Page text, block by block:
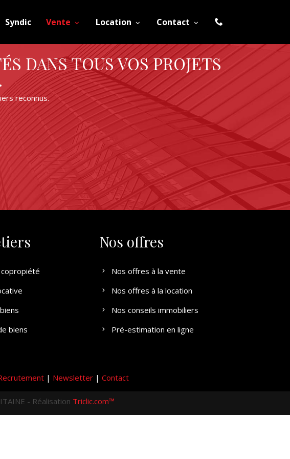
Syndic Vente Location Contact
DANS TOUS VOS PROJETS
reconnus.
copropiété
biens
Nos offres
Nos offres à la vente
Nos offres à la location
Nos conseils immobiliers
Pré-estimation en ligne
| Newsletter| Contact
- Réalisation Triclic.com™